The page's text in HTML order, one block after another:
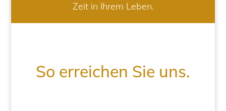
Zeit in Ihrem Leben.
So erreichen Sie uns.